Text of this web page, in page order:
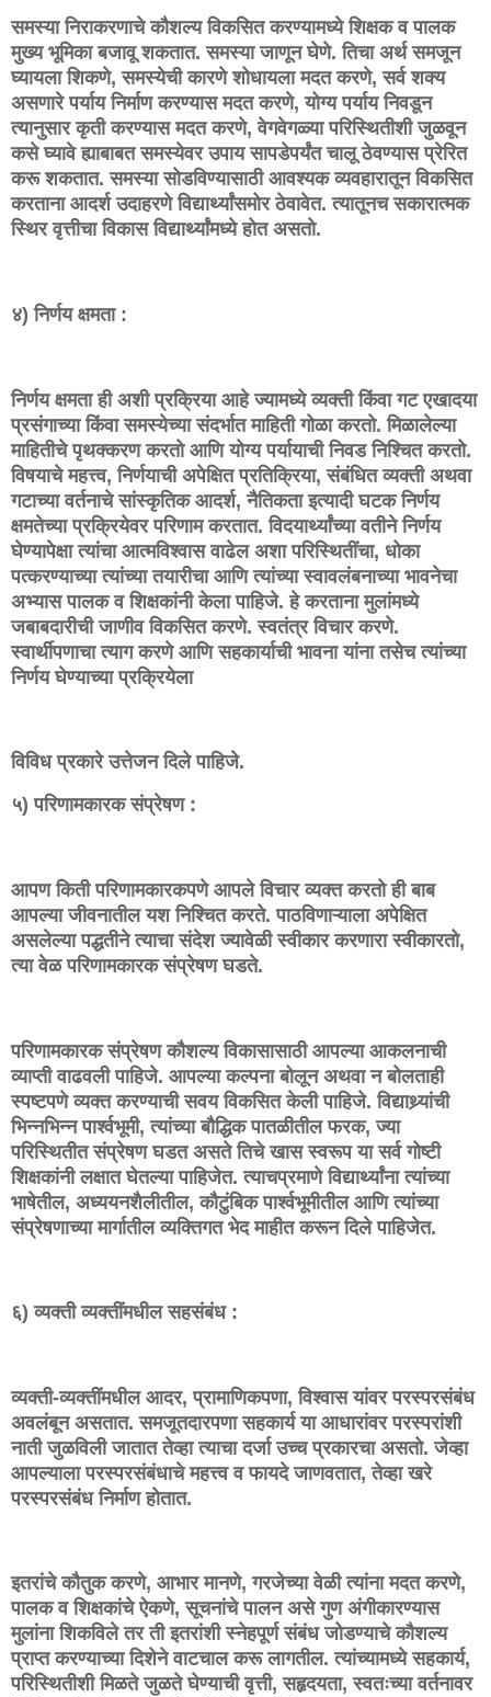
समस्या निराकरणाचे कौशल्य विकसित करण्यामध्ये शिक्षक व पालक
मुख्य भूमिका बजावू शकतात. समस्या जाणून घेणे. तिचा अर्थ समजून
घ्यायला शिकणे, समस्येची कारणे शोधायला मदत करणे, सर्व शक्य
असणारे पर्याय निर्माण करण्यास मदत करणे, योग्य पर्याय निवडून
त्यानुसार कृती करण्यास मदत करणे, वेगवेगळ्या परिस्थितीशी जुळवून
कसे घ्यावे ह्याबाबत समस्येवर उपाय सापडेपर्यंत चालू ठेवण्यास प्रेरित
करू शकतात. समस्या सोडविण्यासाठी आवश्यक व्यवहारातून विकसित
करताना आदर्श उदाहरणे विद्यार्थ्यांसमोर ठेवावेत. त्यातूनच सकारात्मक
स्थिर वृत्तीचा विकास विद्यार्थ्यांमध्ये होत असतो.
४) निर्णय क्षमता :
निर्णय क्षमता ही अशी प्रक्रिया आहे ज्यामध्ये व्यक्ती किंवा गट एखादया
प्रसंगाच्या किंवा समस्येच्या संदर्भात माहिती गोळा करतो. मिळालेल्या
माहितीचे पृथक्करण करतो आणि योग्य पर्यायाची निवड निश्चित करतो.
विषयाचे महत्त्व, निर्णयाची अपेक्षित प्रतिक्रिया, संबंधित व्यक्ती अथवा
गटाच्या वर्तनाचे सांस्कृतिक आदर्श, नैतिकता इत्यादी घटक निर्णय
क्षमतेच्या प्रक्रियेवर परिणाम करतात. विदयार्थ्यांच्या वतीने निर्णय
घेण्यापेक्षा त्यांचा आत्मविश्वास वाढेल अशा परिस्थितींचा, धोका
पत्करण्याच्या त्यांच्या तयारीचा आणि त्यांच्या स्वावलंबनाच्या भावनेचा
अभ्यास पालक व शिक्षकांनी केला पाहिजे. हे करताना मुलांमध्ये
जबाबदारीची जाणीव विकसित करणे. स्वतंत्र विचार करणे.
स्वार्थीपणाचा त्याग करणे आणि सहकार्याची भावना यांना तसेच त्यांच्या
निर्णय घेण्याच्या प्रक्रियेला
विविध प्रकारे उत्तेजन दिले पाहिजे.
५) परिणामकारक संप्रेषण :
आपण किती परिणामकारकपणे आपले विचार व्यक्त करतो ही बाब
आपल्या जीवनातील यश निश्चित करते. पाठविणाऱ्याला अपेक्षित
असलेल्या पद्धतीने त्याचा संदेश ज्यावेळी स्वीकार करणारा स्वीकारतो,
त्या वेळ परिणामकारक संप्रेषण घडते.
परिणामकारक संप्रेषण कौशल्य विकासासाठी आपल्या आकलनाची
व्याप्ती वाढवली पाहिजे. आपल्या कल्पना बोलून अथवा न बोलताही
स्पष्टपणे व्यक्त करण्याची सवय विकसित केली पाहिजे. विद्याथ्र्यांची
भिन्नभिन्न पार्श्वभूमी, त्यांच्या बौद्धिक पातळीतील फरक, ज्या
परिस्थितीत संप्रेषण घडत असते तिचे खास स्वरूप या सर्व गोष्टी
शिक्षकांनी लक्षात घेतल्या पाहिजेत. त्याचप्रमाणे विद्यार्थ्यांना त्यांच्या
भाषेतील, अध्ययनशैलीतील, कौटुंबिक पार्श्वभूमीतील आणि त्यांच्या
संप्रेषणाच्या मार्गातील व्यक्तिगत भेद माहीत करून दिले पाहिजेत.
६) व्यक्ती व्यक्तींमधील सहसंबंध :
व्यक्ती-व्यक्तींमधील आदर, प्रामाणिकपणा, विश्वास यांवर परस्परसंबंध
अवलंबून असतात. समजूतदारपणा सहकार्य या आधारांवर परस्परांशी
नाती जुळविली जातात तेव्हा त्याचा दर्जा उच्च प्रकारचा असतो. जेव्हा
आपल्याला परस्परसंबंधाचे महत्त्व व फायदे जाणवतात, तेव्हा खरे
परस्परसंबंध निर्माण होतात.
इतरांचे कौतुक करणे, आभार मानणे, गरजेच्या वेळी त्यांना मदत करणे,
पालक व शिक्षकांचे ऐकणे, सूचनांचे पालन असे गुण अंगीकारण्यास
मुलांना शिकविले तर ती इतरांशी स्नेहपूर्ण संबंध जोडण्याचे कौशल्य
प्राप्त करण्याच्या दिशेने वाटचाल करू लागतील. त्यांच्यामध्ये सहकार्य,
परिस्थितीशी मिळते जुळते घेण्याची वृत्ती, सहृदयता, स्वतःच्या वर्तनावर